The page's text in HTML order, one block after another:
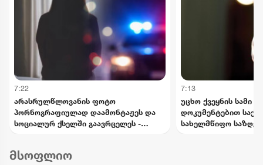
7:22
არასრულწლოვანის ფოტო
პორნოგრაფიულად დაამონტაჟეს და
სოციალურ ქსელში გაავრცელეს -
7:13
უცხო ქვეყნის სამი
დოკუმენტებით
სახელმწიფო
მსოფლიო